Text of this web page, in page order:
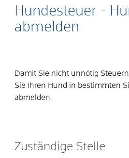
Hundesteuer -
abmelden
Damit Sie nicht unnötig
Sie Ihren Hund in bestimmten
abmelden.
Zuständige Stelle